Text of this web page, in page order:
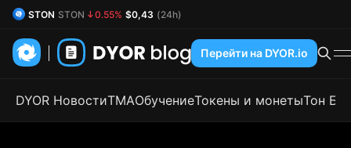
Перейти на DYOR.io
DYOR НовостиTMAОбучениеТокены и монетыТон